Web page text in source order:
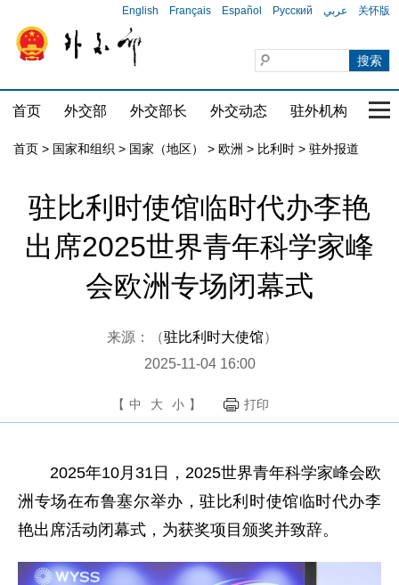
English Français Español Русский عربي 关怀版
首页 外交部 外交部长 外交动态 驻外机构 国
首页 > 国家和组织 > 国家（地区） > 欧洲 > 比利时 > 驻外报道
驻比利时使馆临时代办李艳
出席2025世界青年科学家峰
会欧洲专场闭幕式
来源：（驻比利时大使馆）
2025-11-04 16:00
【 中 大 小 】 打印
2025年10月31日，2025世界青年科学家峰会欧
洲专场在布鲁塞尔举办，驻比利时使馆临时代办李
艳出席活动闭幕式，为获奖项目颁奖并致辞。